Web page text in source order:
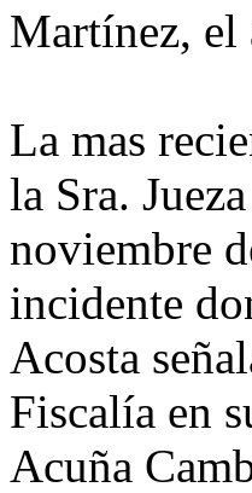
Martínez, el
La mas
la Sra.
noviembre
incidente
Acosta
Fiscalía en
Acuña